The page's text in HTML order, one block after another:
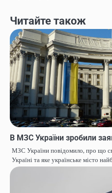
Читайте також
В МЗС України зробили
МЗС України повідомило, про що
Україні та яке українське місто